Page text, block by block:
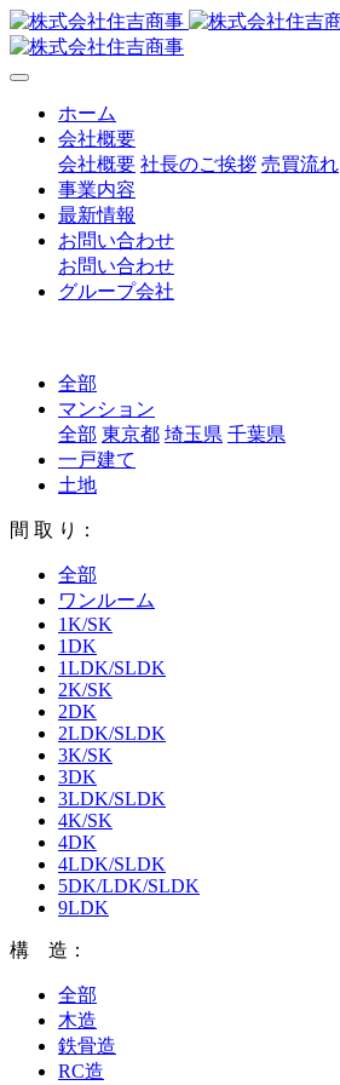
ホーム
会社概要
会社概要 社長のご挨拶 売買流れ
事業内容
最新情報
お問い合わせ
お問い合わせ
グループ会社
全部
マンション
全部 東京都 埼玉県 千葉県
一戸建て
土地
間 取 り：
全部
ワンルーム
1K/SK
1DK
1LDK/SLDK
2K/SK
2DK
2LDK/SLDK
3K/SK
3DK
3LDK/SLDK
4K/SK
4DK
4LDK/SLDK
5DK/LDK/SLDK
9LDK
構 造：
全部
木造
鉄骨造
RC造